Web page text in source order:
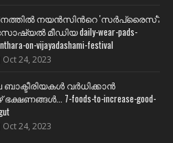
നയന്‍സിന്‍റെ 'സര്‍പ്രൈസ്';
മീഡിയ daily-wear-pads-
on-vijayadashami-festival
Oct 24, 2023
വര്‍ധിക്കാന്‍
7-foods-to-increase-good-
Oct 24, 2023